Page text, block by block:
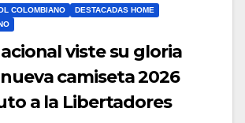
COLOMBIANO
DESTACADAS HOME
viste su gloria
camiseta 2026
a la Libertadores